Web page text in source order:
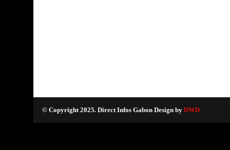
© Copyright 2025. Direct Infos Gabon Design by DWD